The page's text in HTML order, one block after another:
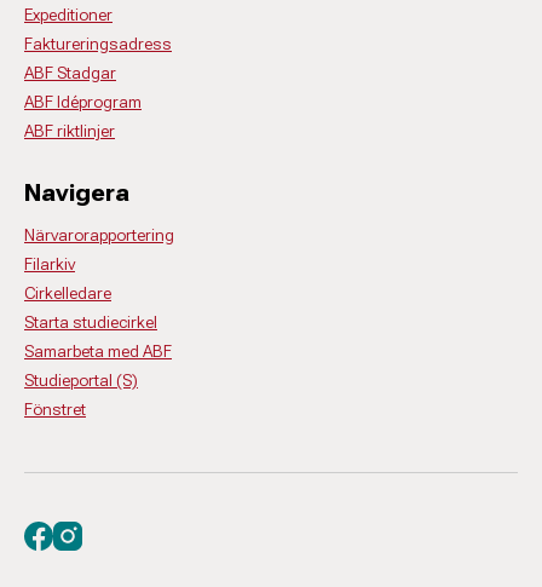
Expeditioner
Faktureringsadress
ABF Stadgar
ABF Idéprogram
ABF riktlinjer
Navigera
Närvarorapportering
Filarkiv
Cirkelledare
Starta studiecirkel
Samarbeta med ABF
Studieportal (S)
Fönstret
Besök oss på facebook
Besök oss på instagram